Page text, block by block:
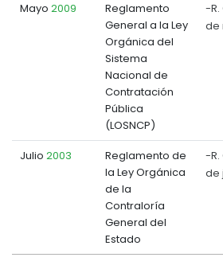
Mayo 2009
Reglamento
General a la Ley
Orgánica del
Sistema
Nacional de
Contratación
Pública
(LOSNCP)
-R.
de
Julio 2003
Reglamento de
la Ley Orgánica
de la
Contraloría
General del
Estado
-R.
de